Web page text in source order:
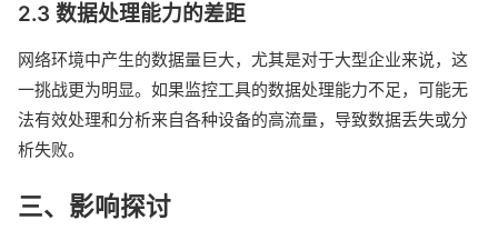
2.3 数据处理能力的差距
网络环境中产生的数据量巨大，尤其是对于大型企业来说，这
一挑战更为明显。如果监控工具的数据处理能力不足，可能无
法有效处理和分析来自各种设备的高流量，导致数据丢失或分
析失败。
三、影响探讨